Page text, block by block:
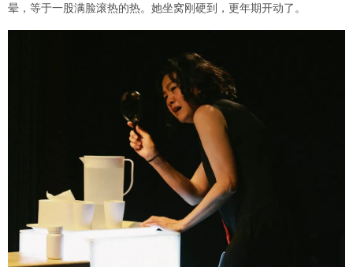
晕，等于一股满脸滚热的热。她坐窝刚硬到，更年期开动了。